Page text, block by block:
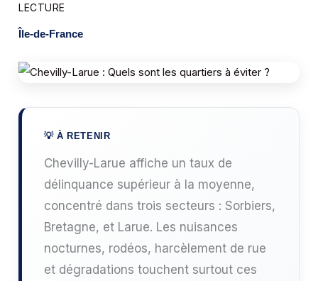
LECTURE
Île-de-France
Chevilly-Larue affiche un taux de
délinquance supérieur à la moyenne,
concentré dans trois secteurs : Sorbiers,
Bretagne, et Larue. Les nuisances
nocturnes, rodéos, harcèlement de rue
et dégradations touchent surtout ces